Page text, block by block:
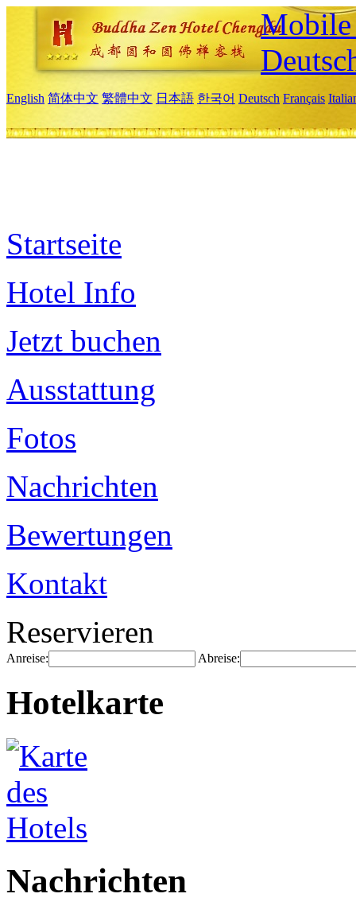
Mobile
English 简体中文 繁體中文 日本語 한국어 Deutsch Français
Startseite
Hotel Info
Jetzt buchen
Ausstattung
Fotos
Nachrichten
Bewertungen
Kontakt
Reservieren
Anreise: Abreise:
Hotelkarte
Nachrichten